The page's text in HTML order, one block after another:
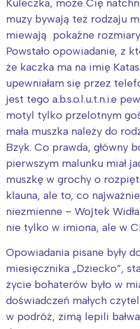
Kuleczka, może Cię
muzy bywają też rodzaju
miewają pokaźne
Powstało opowiadanie, z
że kaczka ma na imię
upewniałam się przez
jest tego a.b.s.o.l.u.t.n.i.e
motyl tylko przelotnym
mała muszka należy do
Bzyk. Co prawda, główny
pierwszym malunku miał
muszkę w grochy o
klauna, ale to, co
niezmienne – Wojtek
nie tylko w imiona, ale w
Opowiadania pisane były
miesięcznika „Dziecko”,
życie bohaterów było w
doświadczeń małych
w podróż, zimą lepili